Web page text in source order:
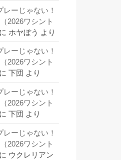
レーじゃない！
2026ワシント
に ホヤぼう より
レーじゃない！
2026ワシント
に 下団 より
レーじゃない！
2026ワシント
に 下団 より
レーじゃない！
2026ワシント
に ウクレリアン